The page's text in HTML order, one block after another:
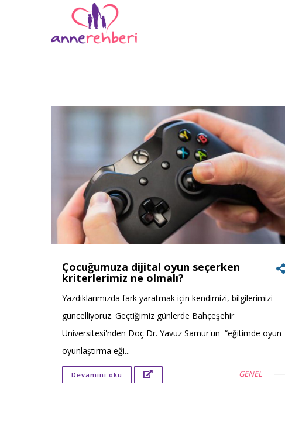
Çocuğumuza dijital oyun seçerken
kriterlerimiz ne olmalı?
Yazdıklarımızda fark yaratmak için kendimizi, bilgilerimizi
güncelliyoruz. Geçtiğimiz günlerde Bahçeşehir
Üniversitesi'nden Doç Dr. Yavuz Samur'un “eğitimde oyun
oyunlaştırma eği...
Devamını oku GENEL